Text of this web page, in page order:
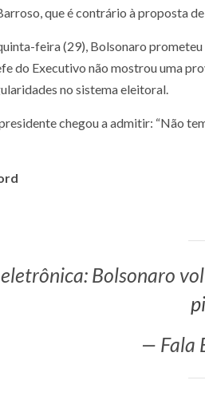
que é contrário à proposta
feira (29), Bolsonaro
do Executivo não mostrou uma
no sistema eleitoral.
chegou a admitir: “Não
Bolsonaro
— Fala